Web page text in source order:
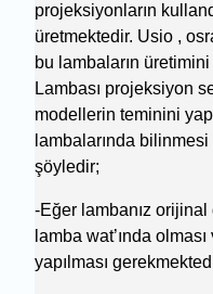
projeksiyonların
üretmektedir. Usio ,
bu lambaların
Lambası projeksiyon
modellerin teminini
lambalarında
şöyledir;
-Eğer lambanız
lamba wat’ında
yapılması